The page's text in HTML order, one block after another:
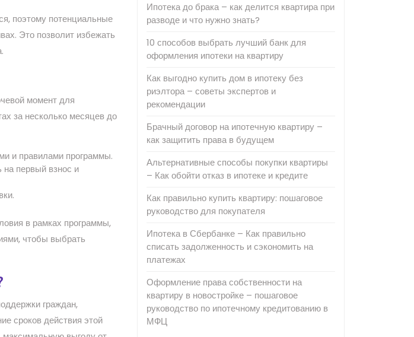
поэтому потенциальные
Это позволит избежать
момент для
за несколько месяцев до
и правилами программы.
первый взнос и
в рамках программы,
чтобы выбрать
граждан,
сроков действия этой
Ипотека до брака – как делится квартира при
разводе и что нужно знать?
10 способов выбрать лучший банк для
оформления ипотеки на квартиру
Как выгодно купить дом в ипотеку без
риэлтора – советы экспертов и
рекомендации
Брачный договор на ипотечную квартиру –
как защитить права в будущем
Альтернативные способы покупки квартиры
– Как обойти отказ в ипотеке и кредите
Как правильно купить квартиру: пошаговое
руководство для покупателя
Ипотека в Сбербанке – Как правильно
списать задолженность и сэкономить на
платежах
Оформление права собственности на
квартиру в новостройке – пошаговое
руководство по ипотечному кредитованию в
МФЦ